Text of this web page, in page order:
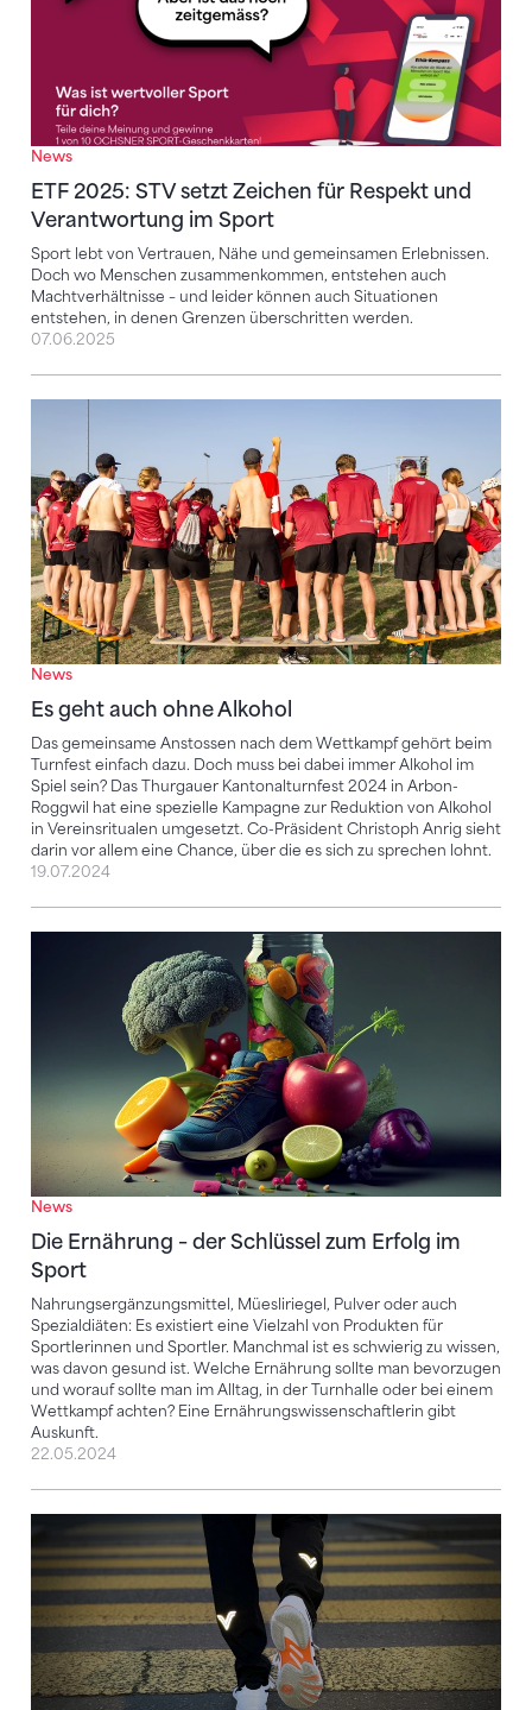
News
ETF 2025: STV setzt Zeichen für Respekt und
Verantwortung im Sport
Sport lebt von Vertrauen, Nähe und gemeinsamen Erlebnissen.
Doch wo Menschen zusammenkommen, entstehen auch
Machtverhältnisse – und leider können auch Situationen
entstehen, in denen Grenzen überschritten werden.
07.06.2025
News
Es geht auch ohne Alkohol
Das gemeinsame Anstossen nach dem Wettkampf gehört beim
Turnfest einfach dazu. Doch muss bei dabei immer Alkohol im
Spiel sein? Das Thurgauer Kantonalturnfest 2024 in Arbon-
Roggwil hat eine spezielle Kampagne zur Reduktion von Alkohol
in Vereinsritualen umgesetzt. Co-Präsident Christoph Anrig sieht
darin vor allem eine Chance, über die es sich zu sprechen lohnt.
Es geht auch ohne Alkohol
19.07.2024
News
Die Ernährung – der Schlüssel zum Erfolg im
Sport
Nahrungsergänzungsmittel, Müesliriegel, Pulver oder auch
Spezialdiäten: Es existiert eine Vielzahl von Produkten für
Sportlerinnen und Sportler. Manchmal ist es schwierig zu wissen,
was davon gesund ist. Welche Ernährung sollte man bevorzugen
und worauf sollte man im Alltag, in der Turnhalle oder bei einem
Wettkampf achten? Eine Ernährungswissenschaftlerin gibt
Auskunft.
Die Ernährung – der Schlüssel zum Erfolg im Sport
22.05.2024
Aktion «VISIBILITY WINGS» von MADE VISIBLE BY